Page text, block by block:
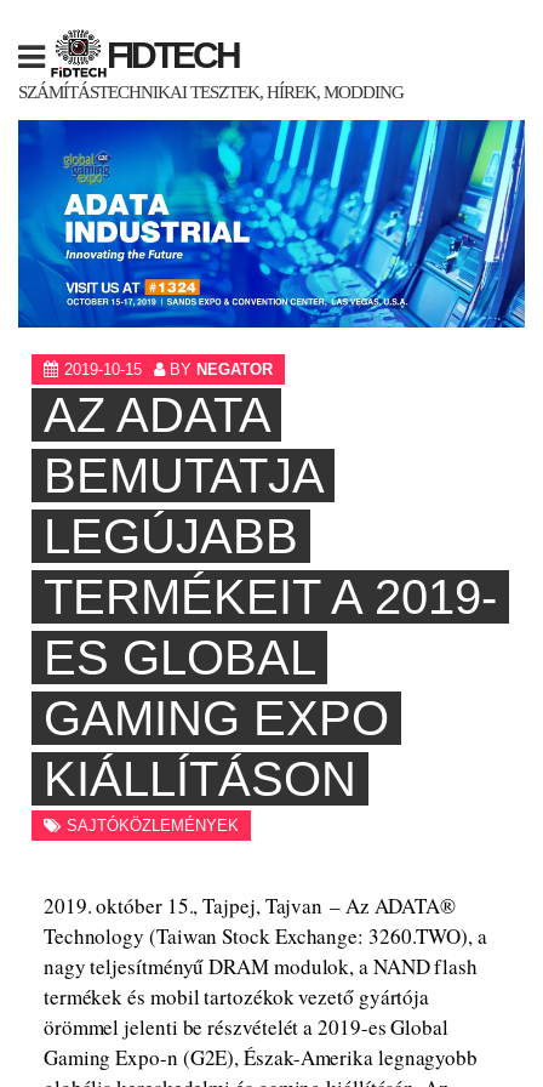
content
FIDTECH
SZÁMÍTÁSTECHNIKAI TESZTEK, HÍREK, MODDING
2019-10-15 BY NEGATOR
AZ ADATA
BEMUTATJA
LEGÚJABB
TERMÉKEIT A 2019-
ES GLOBAL
GAMING EXPO
KIÁLLÍTÁSON
SAJTÓKÖZLEMÉNYEK
2019. október 15., Tajpej, Tajvan – Az ADATA®
Technology (Taiwan Stock Exchange: 3260.TWO), a
nagy teljesítményű DRAM modulok, a NAND flash
termékek és mobil tartozékok vezető gyártója
örömmel jelenti be részvételét a 2019-es Global
Gaming Expo-n (G2E), Észak-Amerika legnagyobb